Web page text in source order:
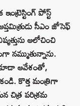
పోస్ట్
సీఎం జోసెఫ్
ఆలోచించి
నమ్ముతున్నాను.
కూడా ఆవేశంతో,
కొత్త మంత్రిగా
పరిశ్రమ